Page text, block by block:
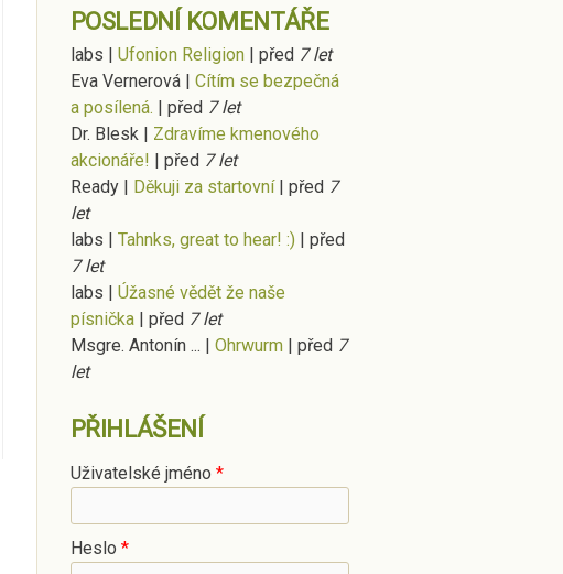
POSLEDNÍ KOMENTÁŘE
labs | Ufonion Religion | před 7 let
Eva Vernerová | Cítím se bezpečná
a posílená. | před 7 let
Dr. Blesk | Zdravíme kmenového
akcionáře! | před 7 let
Ready | Děkuji za startovní | před 7
let
labs | Tahnks, great to hear! :) | před
7 let
labs | Úžasné vědět že naše
písnička | před 7 let
Msgre. Antonín ... | Ohrwurm | před 7
let
PŘIHLÁŠENÍ
Uživatelské jméno *
Heslo *